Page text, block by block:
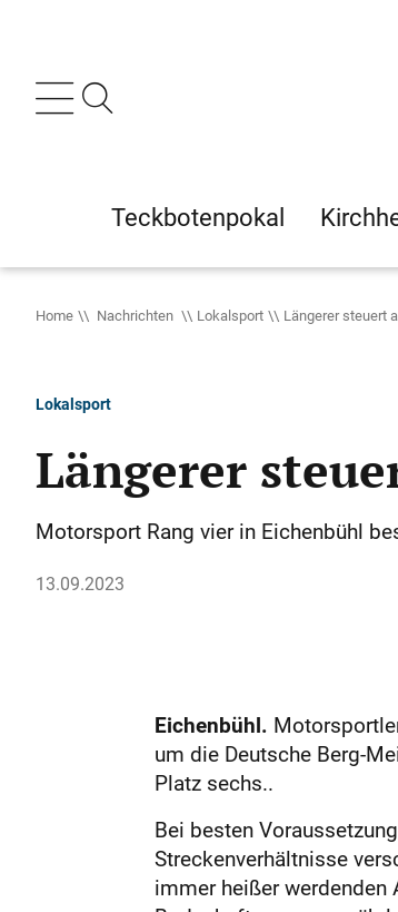
Teckbotenpokal
Home Nachrichten Lokalsport Längerer steuert
Lokalsport
Längerer
Motorsport Rang vier in Eichenbühl
13.09.2023
Eichenbühl.
um die Deutsche Berg-
Platz sechs..
Bei besten
Streckenverhältnisse
immer heißer